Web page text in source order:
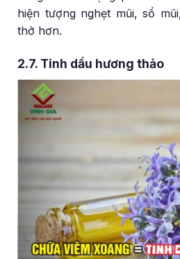
hiện tượng nghẹt mũi, sổ
thở hơn.
2.7. Tinh dầu hương thảo